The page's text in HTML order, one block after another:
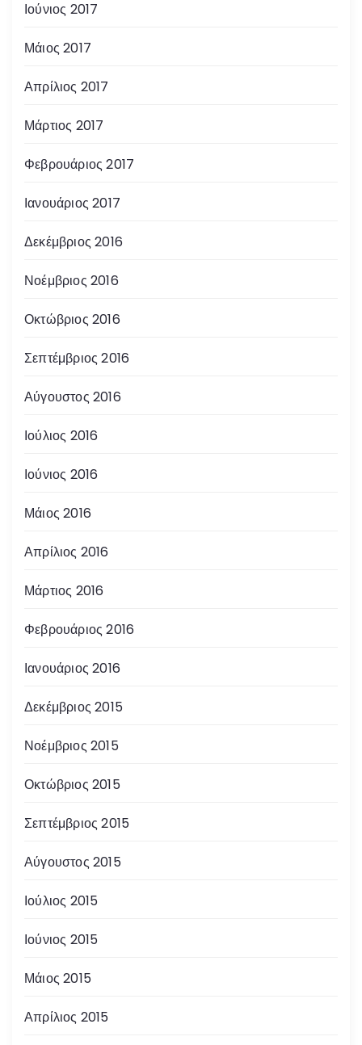
Ιούνιος 2017
Μάιος 2017
Απρίλιος 2017
Μάρτιος 2017
Φεβρουάριος 2017
Ιανουάριος 2017
Δεκέμβριος 2016
Νοέμβριος 2016
Οκτώβριος 2016
Σεπτέμβριος 2016
Αύγουστος 2016
Ιούλιος 2016
Ιούνιος 2016
Μάιος 2016
Απρίλιος 2016
Μάρτιος 2016
Φεβρουάριος 2016
Ιανουάριος 2016
Δεκέμβριος 2015
Νοέμβριος 2015
Οκτώβριος 2015
Σεπτέμβριος 2015
Αύγουστος 2015
Ιούλιος 2015
Ιούνιος 2015
Μάιος 2015
Απρίλιος 2015